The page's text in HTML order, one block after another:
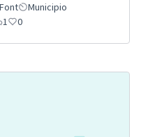
Municipio
1 0